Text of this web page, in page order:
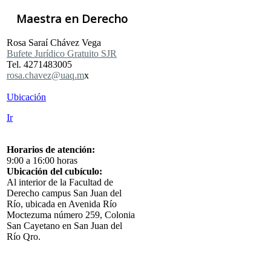
Maestra en Derecho
Rosa Saraí Chávez Vega
Bufete Jurídico Gratuito SJR
Tel. 4271483005
rosa.chavez@uaq.mx
Ubicación
Ir
Horarios de atención:
9:00 a 16:00 horas
Ubicación del cubículo:
Al interior de la Facultad de
Derecho campus San Juan del
Río, ubicada en Avenida Río
Moctezuma número 259, Colonia
San Cayetano en San Juan del
Río Qro.